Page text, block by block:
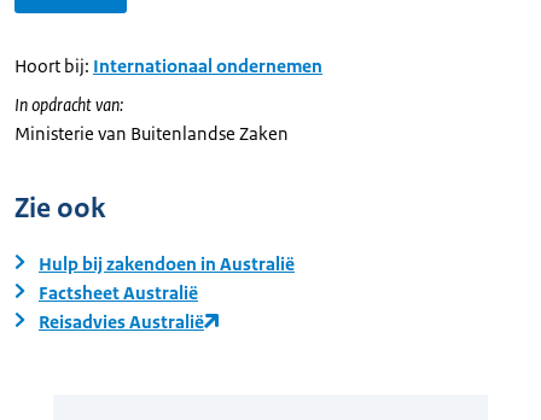
Hoort bij: Internationaal ondernemen
In opdracht van:
Ministerie van Buitenlandse Zaken
Zie ook
Hulp bij zakendoen in Australië
Factsheet Australië
Reisadvies Australië